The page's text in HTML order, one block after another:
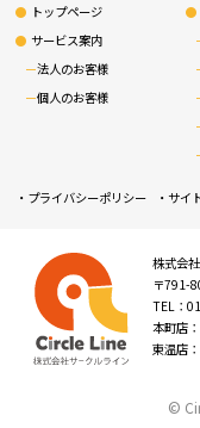
トップページ
サービス案内
法人のお客様
個人のお客様
プライバシーポリシー サイ
株式会
〒791-
TEL：
本町店
東温店
©